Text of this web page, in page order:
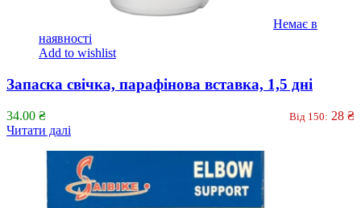
Немає в
наявності
Add to wishlist
Запаска свічка, парафінова вставка, 1,5 дні
34.00 ₴ Від 150: 28 ₴
Читати далі